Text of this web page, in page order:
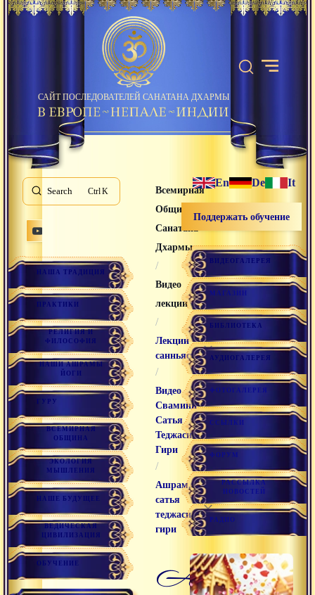
САЙТ ПОСЛЕДОВАТЕЛЕЙ САНАТАНА ДХАРМЫ
Search K
НАША ТРАДИЦИЯ
ПРАКТИКИ
РЕЛИГИЯ И
ФИЛОСОФИЯ
НАШИ АШРАМЫ
ЙОГИ
ГУРУ
ВСЕМИРНАЯ
ОБЩИНА
ЭКОЛОГИЯ
МЫШЛЕНИЯ
НАШЕ БУДУЩЕЕ
ВЕДИЧЕСКАЯ
ЦИВИЛИЗАЦИЯ
ОБУЧЕНИЕ
Всемирная
Община
Санатана
Дхармы
/
Видео
лекции
/
Лекции
санньяси
/
Видео
Свамини
Сатья
Теджаси
Гири
/
Ашрам,
сатья
теджаси
гири
ашрам,
En De It
Поддержать обучение
ВИДЕОГАЛЕРЕЯ
МАГАЗИН
БИБЛИОТЕКА
АУДИОГАЛЕРЕЯ
ФОТОГАЛЕРЕЯ
ССЫЛКИ
ФОРУМ
РАССЫЛКА
НОВОСТЕЙ
РАДИО